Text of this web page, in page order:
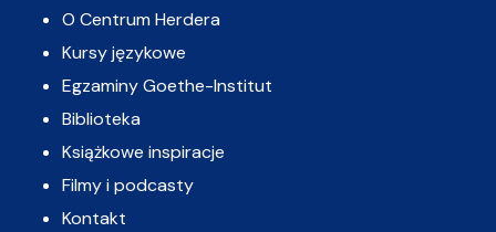
O Centrum Herdera
Kursy językowe
Egzaminy Goethe-Institut
Biblioteka
Książkowe inspiracje
Filmy i podcasty
Kontakt